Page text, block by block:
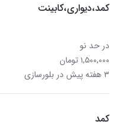
کمد،دیواری،کابینت
در حد نو
۱,۵۰۰,۰۰۰ تومان
۳ هفته پیش در بلورسازی
کمد